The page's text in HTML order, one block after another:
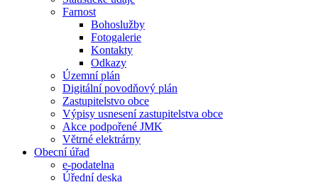
Farnost
Bohoslužby
Fotogalerie
Kontakty
Odkazy
Územní plán
Digitální povodňový plán
Zastupitelstvo obce
Výpisy usnesení zastupitelstva obce
Akce podpořené JMK
Větrné elektrárny
Obecní úřad
e-podatelna
Úřední deska